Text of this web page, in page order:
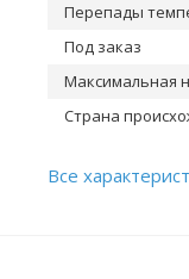
Перепады
Под заказ
Максимальная
Страна
Все